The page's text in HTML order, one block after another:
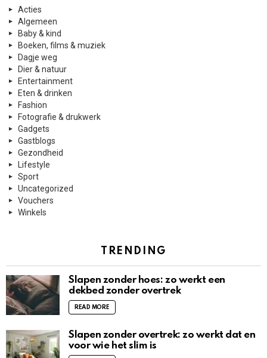
Acties
Algemeen
Baby & kind
Boeken, films & muziek
Dagje weg
Dier & natuur
Entertainment
Eten & drinken
Fashion
Fotografie & drukwerk
Gadgets
Gastblogs
Gezondheid
Lifestyle
Sport
Uncategorized
Vouchers
Winkels
TRENDING
Slapen zonder hoes: zo werkt een
dekbed zonder overtrek
READ MORE
Slapen zonder overtrek: zo werkt dat en
voor wie het slim is